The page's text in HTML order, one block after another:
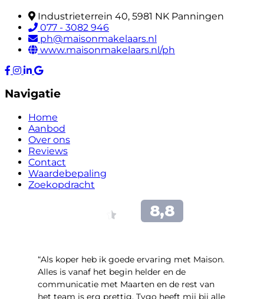
Industrieterrein 40, 5981 NK Panningen
077 - 3082 946
ph@maisonmakelaars.nl
www.maisonmakelaars.nl/ph
Navigatie
Home
Aanbod
Over ons
Reviews
Contact
Waardebepaling
Zoekopdracht
“Als koper heb ik goede ervaring met Maison.
Alles is vanaf het begin helder en de
communicatie met Maarten en de rest van
het team is erg prettig. Tygo heeft mij bij alle